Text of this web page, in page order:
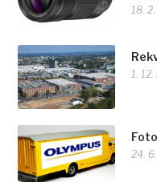
18.
1.
24.